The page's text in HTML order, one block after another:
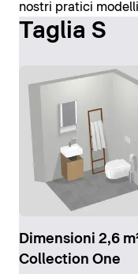
nostri pratici
Taglia S
Dimensioni 2,6 m²
Collection One